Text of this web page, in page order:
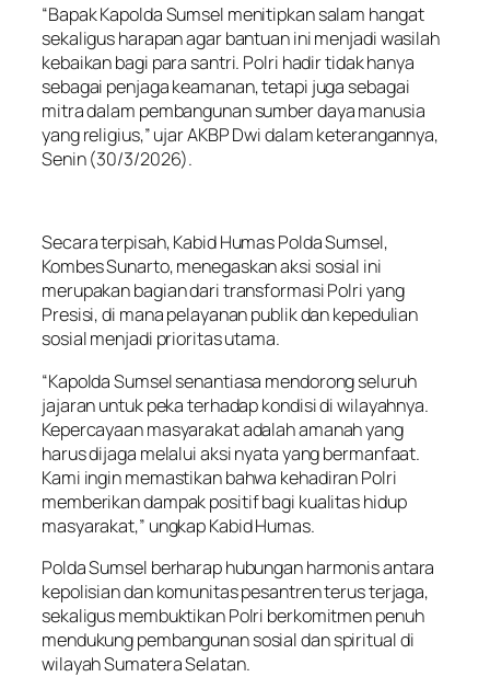
“Bapak Kapolda Sumsel menitipkan salam hangat
sekaligus harapan agar bantuan ini menjadi wasilah
kebaikan bagi para santri. Polri hadir tidak hanya
sebagai penjaga keamanan, tetapi juga sebagai
mitra dalam pembangunan sumber daya manusia
yang religius,” ujar AKBP Dwi dalam keterangannya,
Senin (30/3/2026).
Secara terpisah, Kabid Humas Polda Sumsel,
Kombes Sunarto, menegaskan aksi sosial ini
merupakan bagian dari transformasi Polri yang
Presisi, di mana pelayanan publik dan kepedulian
sosial menjadi prioritas utama.
“Kapolda Sumsel senantiasa mendorong seluruh
jajaran untuk peka terhadap kondisi di wilayahnya.
Kepercayaan masyarakat adalah amanah yang
harus dijaga melalui aksi nyata yang bermanfaat.
Kami ingin memastikan bahwa kehadiran Polri
memberikan dampak positif bagi kualitas hidup
masyarakat,” ungkap Kabid Humas.
Polda Sumsel berharap hubungan harmonis antara
kepolisian dan komunitas pesantren terus terjaga,
sekaligus membuktikan Polri berkomitmen penuh
mendukung pembangunan sosial dan spiritual di
wilayah Sumatera Selatan.